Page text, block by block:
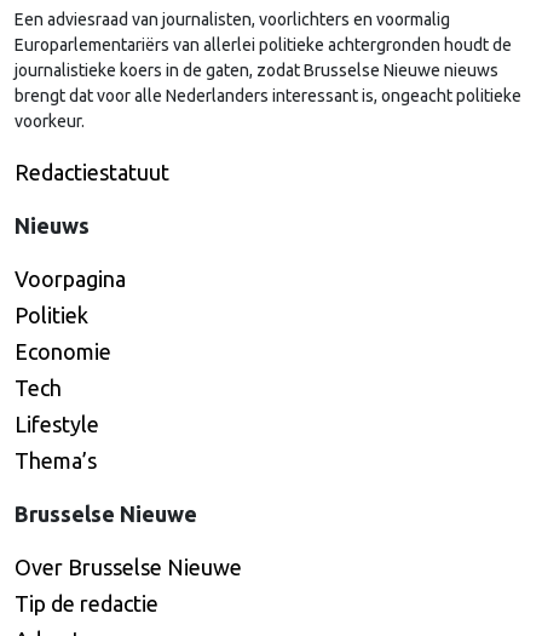
Een adviesraad van journalisten, voorlichters en voormalig
Europarlementariërs van allerlei politieke achtergronden houdt de
journalistieke koers in de gaten, zodat Brusselse Nieuwe nieuws
brengt dat voor alle Nederlanders interessant is, ongeacht politieke
voorkeur.
Redactiestatuut
Nieuws
Voorpagina
Politiek
Economie
Tech
Lifestyle
Thema’s
Brusselse Nieuwe
Over Brusselse Nieuwe
Tip de redactie